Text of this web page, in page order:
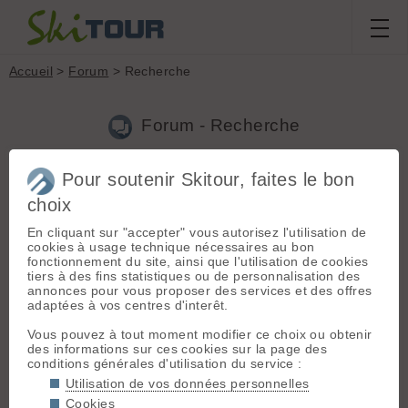
Accueil > Forum > Recherche
Forum - Recherche
Nouveau sujet|Voir tous les sujets
6 résultats
Bienvenu(e) sur votre nouvelle version de skitour !
(crazykenyan le 11.04.2021 à 11:45)
Super épuré avant de dire c'était mieux avant déjà :-), se
familiariser un peu avec la nouvelle interface et on verra après.
En tout cas c'est du taff et pas qu'un peu. Merci Sinon je vois
qu'en naviguant sur mobile on perd quelques items ...
Belledonne et Chartreuse à partir de Grenoble
(crazykenyan le 18.03.2019 à 18:27)
ALors Je prévois d'aller faire un tour du coté des cols du
Pour soutenir Skitour, faites le bon
choix
En cliquant sur "accepter" vous autorisez l'utilisation de
cookies à usage technique nécessaires au bon
fonctionnement du site, ainsi que l'utilisation de cookies
tiers à des fins statistiques ou de personnalisation des
annonces pour vous proposer des services et des offres
adaptées à vos centres d'interêt.
Vous pouvez à tout moment modifier ce choix ou obtenir
des informations sur ces cookies sur la page des
conditions générales d'utilisation du service :
Utilisation de vos données personnelles
Cookies